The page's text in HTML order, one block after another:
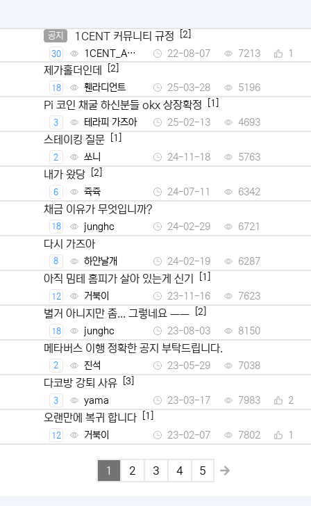
공지 1CENT 커뮤니티 규정 [2]
30
1CENT_Ad
min
22-08-07 7213 1
제가홀더인데 [2]
18 휀라디언트 25-03-28 5196
Pi 코인 채굴 하신분들 okx 상장확정 [1]
3 테라피 가즈아 25-02-13 4693
스테이킹 질문 [1]
2 쏘니 24-11-18 5763
내가 왔당 [2]
6 쥭쥭 24-07-11 6342
채금 이유가 무엇입니까?
18 junghc 24-02-29 6721
다시 가즈아
8 하얀날개 24-02-19 6287
아직 밈테 홈피가 살아 있는게 신기 [1]
12 거북이 23-11-16 7623
별거 아니지만 좀... 그렇네요 ㅡㅡ [2]
18 junghc 23-08-03 8150
메타버스 이행 정확한 공지 부탁드립니다.
2 진석 23-05-29 7038
다코방 강퇴 사유 [3]
3 yama 23-03-17 7983 2
오랜만에 복귀 합니다 [1]
12 거북이 23-02-07 7802 1
1 2 3 4 5